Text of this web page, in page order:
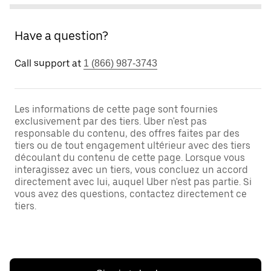
Have a question?
Call support at 1 (866) 987-3743
Les informations de cette page sont fournies
exclusivement par des tiers. Uber n'est pas
responsable du contenu, des offres faites par des
tiers ou de tout engagement ultérieur avec des tiers
découlant du contenu de cette page. Lorsque vous
interagissez avec un tiers, vous concluez un accord
directement avec lui, auquel Uber n'est pas partie. Si
vous avez des questions, contactez directement ce
tiers.